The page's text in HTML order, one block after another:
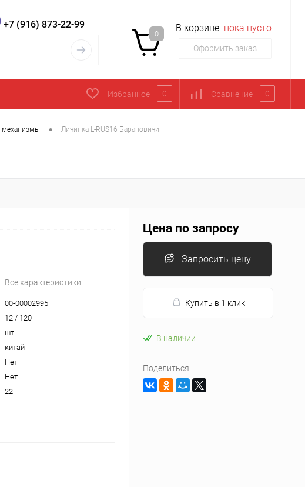
+7 (916) 873-22-99
0
В корзине пока пусто
Оформить заказ
Избранное 0 Сравнение 0
• Личинка L-RUS16 Барановичи
Все характеристики
00-00002995
12 / 120
шт
китай
Нет
Нет
22
Цена по запросу
Запросить цену
Купить в 1 клик
В наличии
Поделиться